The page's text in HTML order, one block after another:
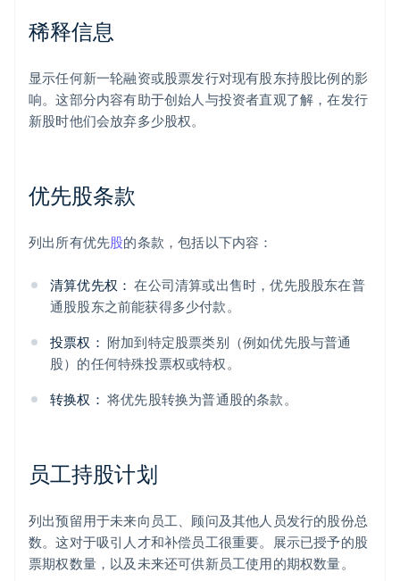
稀释信息
显示任何新一轮融资或股票发行对现有股东持股比例的影
响。这部分内容有助于创始人与投资者直观了解，在发行
新股时他们会放弃多少股权。
优先股条款
列出所有优先股的条款，包括以下内容：
清算优先权： 在公司清算或出售时，优先股股东在普
通股股东之前能获得多少付款。
投票权： 附加到特定股票类别（例如优先股与普通
股）的任何特殊投票权或特权。
转换权： 将优先股转换为普通股的条款。
员工持股计划
列出预留用于未来向员工、顾问及其他人员发行的股份总
数。这对于吸引人才和补偿员工很重要。展示已授予的股
票期权数量，以及未来还可供新员工使用的期权数量。